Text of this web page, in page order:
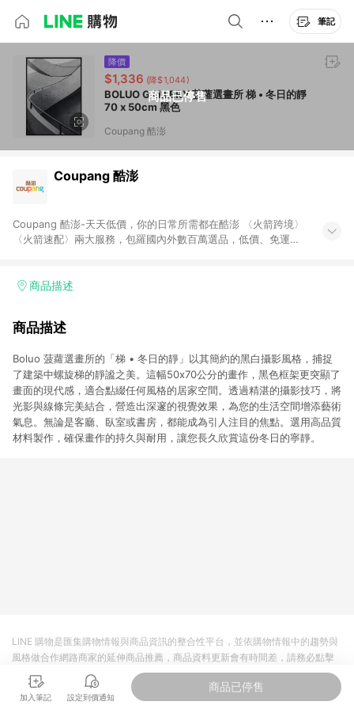
筆記
商品已停售
降價
$1,336 (降$1,044)
BOLUO GALLERY 菠蘿選畫所 梯 • 冬日的靜
70 x 50cm 黑色
Coupang 酷澎
Coupang 酷澎
Coupang 酷澎-天天低價，你的日常所需都在酷澎 〈火箭跨境〉
〈火箭速配〉兩大服務，包羅國內外數百萬選品，低價、免運，
加入WOW會員告別湊免運，火箭速配、火箭跨境優質選品不限金
商品描述
商品描述
Boluo 菠蘿選畫所的「梯 • 冬日的靜」以其簡約的黑白攝影風格，捕捉
了建築中螺旋梯的靜謐之美。這幅50x70公分的畫作，黑色框架更突顯了
畫面的現代感，適合點綴任何風格的居家空間。透過精湛的攝影技巧，將
光影與線條完美結合，營造出深邃的視覺效果，為您的生活空間增添藝術
氣息。無論是客廳、臥室或書房，都能成為引人注目的焦點。選用高品質
材料製作，確保畫作的持久與耐用，讓您長久欣賞這份冬日的寧靜。
加入筆記 設定到價通知
商品已停售
LINE 購物是匯集購物情報與商品資訊的整合性平台，並依購物情報中的趨勢與
風格做合作網路商家的延伸商品推薦，商品資料更新會有時間差，請務必點擊
商品至各合作網路商家，確認現售價與購物條件，一切資訊以合作廠商網頁為
準。